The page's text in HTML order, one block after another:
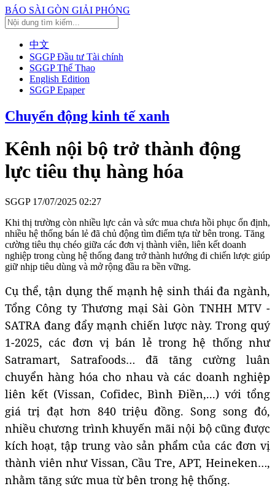
BÁO SÀI GÒN GIẢI PHÓNG
中文
SGGP Đầu tư Tài chính
SGGP Thể Thao
English Edition
SGGP Epaper
Chuyển động kinh tế xanh
Kênh nội bộ trở thành động
lực tiêu thụ hàng hóa
SGGP 17/07/2025 02:27
Khi thị trường còn nhiều lực cản và sức mua chưa hồi phục ổn định,
nhiều hệ thống bán lẻ đã chủ động tìm điểm tựa từ bên trong. Tăng
cường tiêu thụ chéo giữa các đơn vị thành viên, liên kết doanh
nghiệp trong cùng hệ thống đang trở thành hướng đi chiến lược giúp
giữ nhịp tiêu dùng và mở rộng đầu ra bền vững.
Cụ thể, tận dụng thế mạnh hệ sinh thái đa ngành,
Tổng Công ty Thương mại Sài Gòn TNHH MTV -
SATRA đang đẩy mạnh chiến lược này. Trong quý
1-2025, các đơn vị bán lẻ trong hệ thống như
Satramart, Satrafoods… đã tăng cường luân
chuyển hàng hóa cho nhau và các doanh nghiệp
liên kết (Vissan, Cofidec, Bình Điền,...) với tổng
giá trị đạt hơn 840 triệu đồng. Song song đó,
nhiều chương trình khuyến mãi nội bộ cũng được
kích hoạt, tập trung vào sản phẩm của các đơn vị
thành viên như Vissan, Cầu Tre, APT, Heineken…,
nhằm tăng sức mua từ bên trong hệ thống.